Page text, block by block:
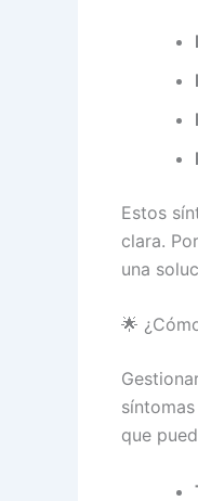
Estos
clara.
una
🌟
que